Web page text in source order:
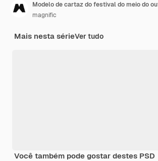
Modelo de cartaz do festival do meio do
magnific
Mais nesta sérieVer tudo
Você também pode gostar destes PSD